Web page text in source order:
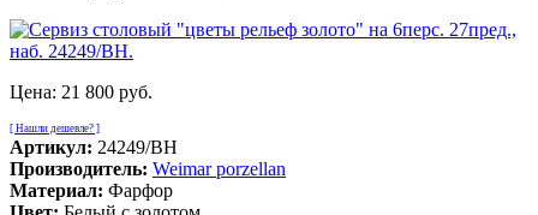
Цена: 21 800 руб.
[ Нашли дешевле? ]
Артикул: 24249/BH
Производитель: Weimar porzellan
Материал: Фарфор